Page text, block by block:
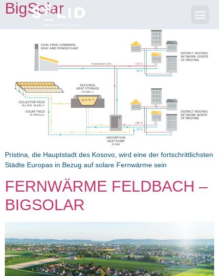
BigSolar
Pristina, die Hauptstadt des Kosovo, wird eine der fortschrittlichsten
Städte Europas in Bezug auf solare Fernwärme sein
FERNWÄRME FELDBACH –
BIGSOLAR